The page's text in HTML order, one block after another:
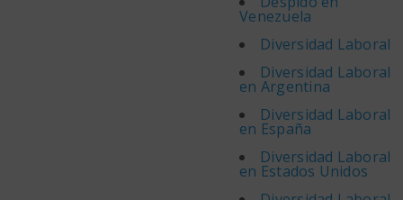
Venezuela
Diversidad Laboral
Diversidad Laboral
en Argentina
Diversidad Laboral
en España
Diversidad Laboral
en Estados Unidos